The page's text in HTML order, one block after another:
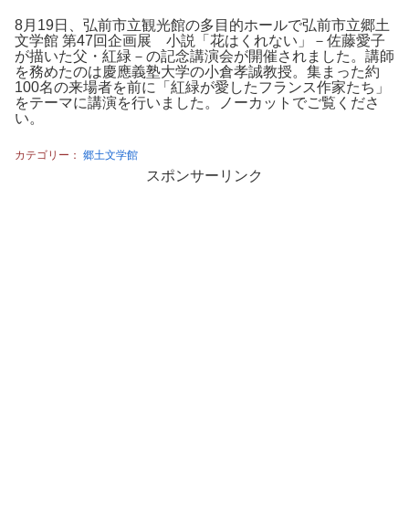
8月19日、弘前市立観光館の多目的ホールで弘前市立郷土
文学館 第47回企画展 小説「花はくれない」－佐藤愛子
が描いた父・紅緑－の記念講演会が開催されました。講師
を務めたのは慶應義塾大学の小倉孝誠教授。集まった約
100名の来場者を前に「紅緑が愛したフランス作家たち」
をテーマに講演を行いました。ノーカットでご覧くださ
い。
カテゴリー： 郷土文学館
スポンサーリンク